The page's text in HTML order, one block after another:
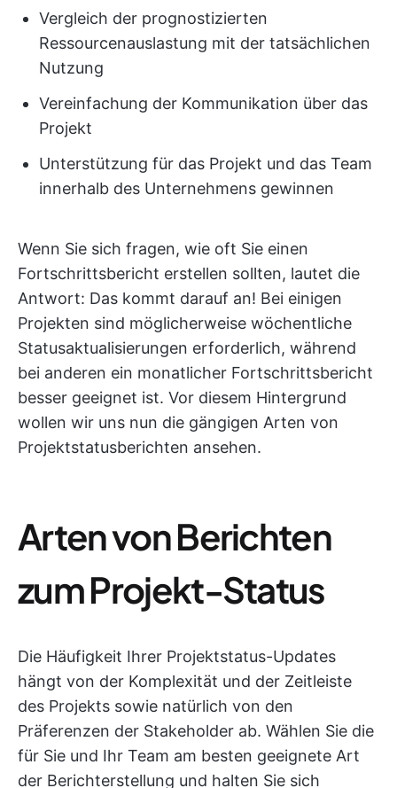
Vergleich der prognostizierten
Ressourcenauslastung mit der tatsächlichen
Nutzung
Vereinfachung der Kommunikation über das
Projekt
Unterstützung für das Projekt und das Team
innerhalb des Unternehmens gewinnen
Wenn Sie sich fragen, wie oft Sie einen
Fortschrittsbericht erstellen sollten, lautet die
Antwort: Das kommt darauf an! Bei einigen
Projekten sind möglicherweise wöchentliche
Statusaktualisierungen erforderlich, während
bei anderen ein monatlicher Fortschrittsbericht
besser geeignet ist. Vor diesem Hintergrund
wollen wir uns nun die gängigen Arten von
Projektstatusberichten ansehen.
Arten von Berichten
zum Projekt-Status
Die Häufigkeit Ihrer Projektstatus-Updates
hängt von der Komplexität und der Zeitleiste
des Projekts sowie natürlich von den
Präferenzen der Stakeholder ab. Wählen Sie die
für Sie und Ihr Team am besten geeignete Art
der Berichterstellung und halten Sie sich